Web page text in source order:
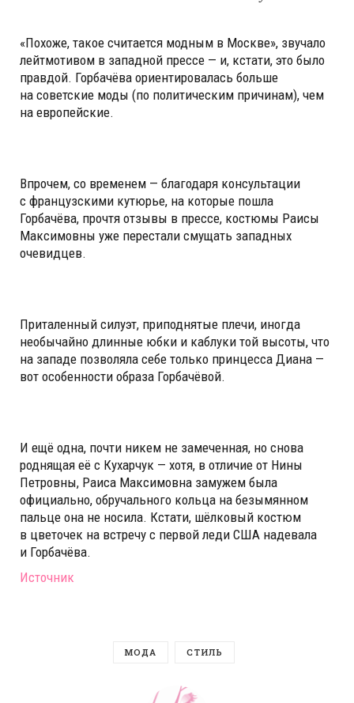
«Похоже, такое считается модным в Москве», звучало
лейтмотивом в западной прессе — и, кстати, это было
правдой. Горбачёва ориентировалась больше
на советские моды (по политическим причинам), чем
на европейские.
Впрочем, со временем — благодаря консультации
с французскими кутюрье, на которые пошла
Горбачёва, прочтя отзывы в прессе, костюмы Раисы
Максимовны уже перестали смущать западных
очевидцев.
Приталенный силуэт, приподнятые плечи, иногда
необычайно длинные юбки и каблуки той высоты, что
на западе позволяла себе только принцесса Диана —
вот особенности образа Горбачёвой.
И ещё одна, почти никем не замеченная, но снова
роднящая её с Кухарчук — хотя, в отличие от Нины
Петровны, Раиса Максимовна замужем была
официально, обручального кольца на безымянном
пальце она не носила. Кстати, шёлковый костюм
в цветочек на встречу с первой леди США надевала
и Горбачёва.
Источник
МОДА СТИЛЬ